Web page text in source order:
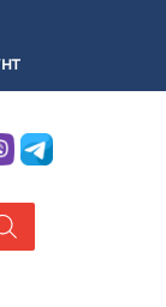
в Україні